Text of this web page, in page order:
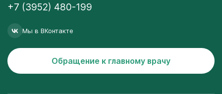
+7 (3952) 480-199
Мы в ВКонтакте
Обращение к главному врачу